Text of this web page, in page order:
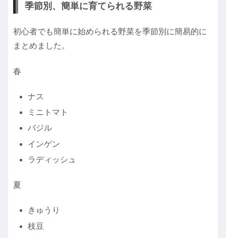
季節別、簡単に育てられる野菜
初心者でも簡単に始められる野菜を季節別に簡易的に
まとめました。
春
ナス
ミニトマト
バジル
インゲン
ラディッシュ
夏
きゅうり
枝豆